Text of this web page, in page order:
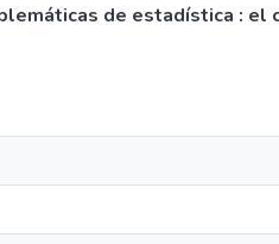
de estadística :